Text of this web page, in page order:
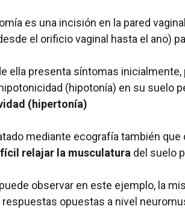
es una incisión en la pared
el orificio vaginal hasta el ano)
ella presenta síntomas inicialmente,
(hipotonía) en su suelo
(hipertonía)
mediante ecografía también
relajar la musculatura del suelo
observar en este ejemplo, la
respuestas opuestas a nivel